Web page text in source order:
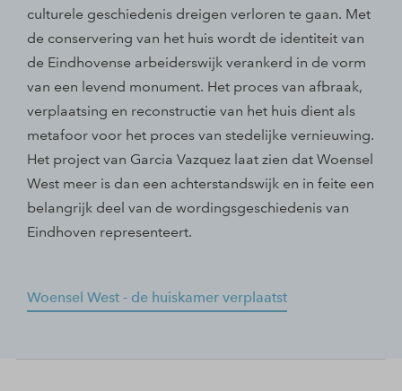
culturele geschiedenis dreigen verloren te gaan. Met
de conservering van het huis wordt de identiteit van
de Eindhovense arbeiderswijk verankerd in de vorm
van een levend monument. Het proces van afbraak,
verplaatsing en reconstructie van het huis dient als
metafoor voor het proces van stedelijke vernieuwing.
Het project van Garcia Vazquez laat zien dat Woensel
West meer is dan een achterstandswijk en in feite een
belangrijk deel van de wordingsgeschiedenis van
Eindhoven representeert.
Woensel West - de huiskamer verplaatst